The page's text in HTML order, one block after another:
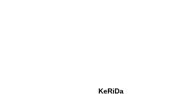
KeRiDa